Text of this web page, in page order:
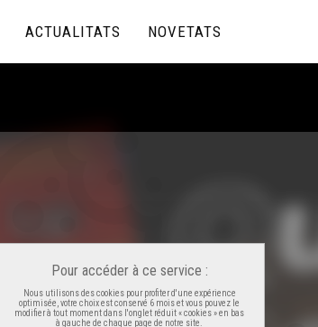
ACTUALITATS NOVETATS
Pour accéder à ce service :
Nous utilisons des cookies pour profiter d'une expérience
optimisée, votre choix est conservé 6 mois et vous pouvez le
modifier à tout moment dans l'onglet réduit « cookies » en bas
à gauche de chaque page de notre site.